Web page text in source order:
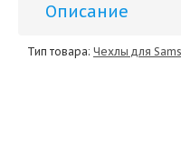
Описание
Тип товара: Чехлы для